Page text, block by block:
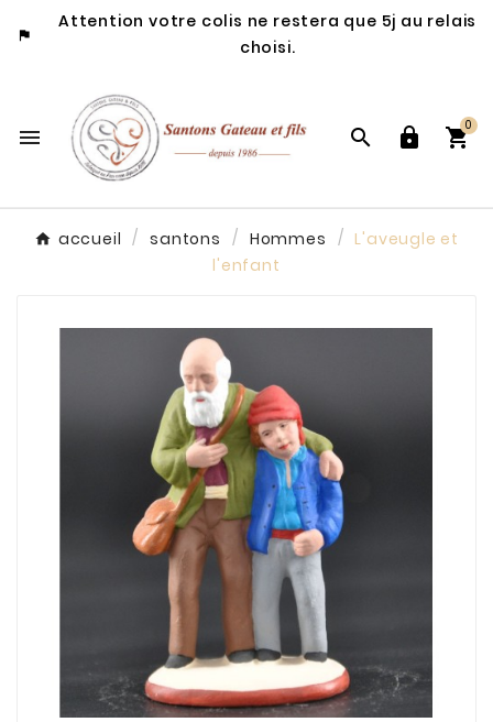

Attention votre colis ne restera que 5j au relais
choisi.
   
0
accueil santons Hommes
L'aveugle et
l'enfant